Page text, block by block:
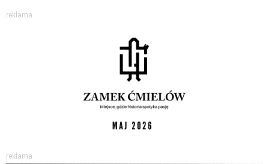
reklama
reklama